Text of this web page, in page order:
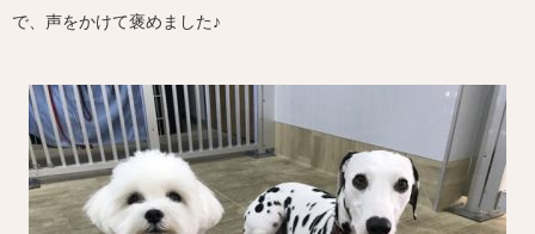
で、声をかけて褒めました♪